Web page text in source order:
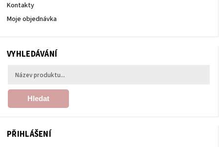
Kontakty
Moje objednávka
VYHLEDÁVÁNÍ
Hledat
PŘIHLÁŠENÍ